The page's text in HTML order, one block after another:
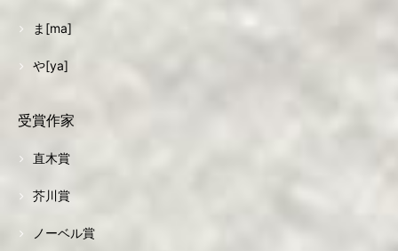
ま[ma]
や[ya]
受賞作家
直木賞
芥川賞
ノーベル賞